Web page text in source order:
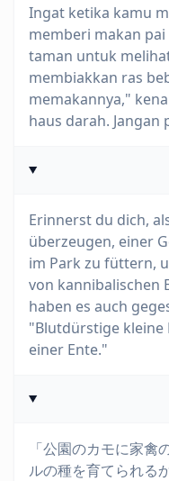
Ingat ketika kamu
memberi makan
taman untuk
membiakkan ras
memakannya,"
haus darah. Jangan
Erinnerst du dich,
überzeugen, einer
im Park zu füttern,
von kannibalischen
haben es auch
"Blutdürstige kleine
einer Ente."
「公園のカモに家禽
ルの種を育てられる